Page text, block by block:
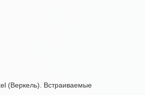
(Веркель). Встраиваемые